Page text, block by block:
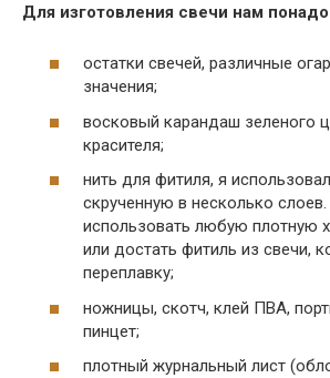
Для изготовления свечи нам
остатки свечей, различные
значения;
восковый карандаш зеленого
красителя;
нить для фитиля, я
скрученную в несколько
использовать любую плотную
или достать фитиль из свечи,
переплавку;
ножницы, скотч, клей ПВА,
пинцет;
плотный журнальный лист